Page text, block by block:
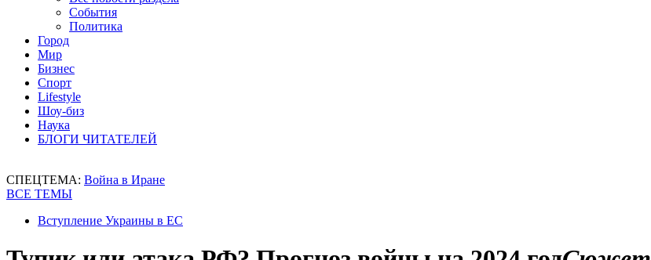
События
Политика
Город
Мир
Бизнес
Спорт
Lifestyle
Шоу-биз
Наука
БЛОГИ ЧИТАТЕЛЕЙ
СПЕЦТЕМА: Война в Иране
ВСЕ ТЕМЫ
Вступление Украины в ЕС